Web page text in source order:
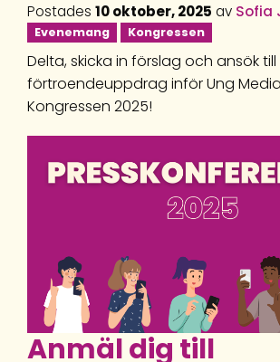
Postades 10 oktober, 2025 av Sofia
Evenemang Kongressen
Delta, skicka in förslag och ansök
förtroendeuppdrag inför Ung
Kongressen 2025!
Anmäl dig till